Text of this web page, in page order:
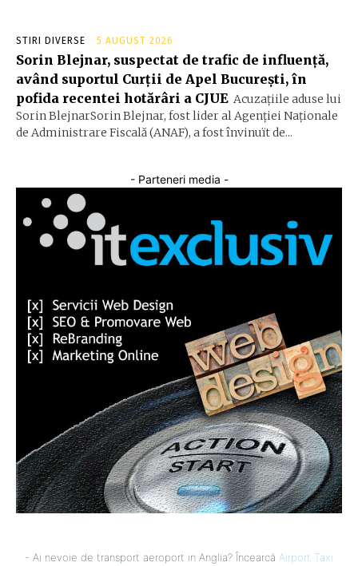
STIRI DIVERSE 5 AUGUST 2026
Sorin Blejnar, suspectat de trafic de influență,
având suportul Curții de Apel București, în
pofida recentei hotărâri a CJUE Acuzațiile aduse lui
Sorin BlejnarSorin Blejnar, fost lider al Agenției Naționale
de Administrare Fiscală (ANAF), a fost învinuït de...
- Parteneri media -
- Ai nevoie de transport aeroport in Anglia? Încearcă Airport Taxi